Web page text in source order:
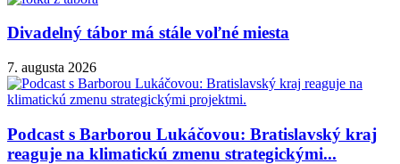
Divadelný tábor má stále voľné miesta
7. augusta 2026
Podcast s Barborou Lukáčovou: Bratislavský kraj
reaguje na klimatickú zmenu strategickými...